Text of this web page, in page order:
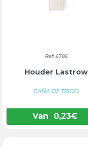
Ref: 6786
Houder Lastrow
CAÑA DE TRIGO
Van 0,23€